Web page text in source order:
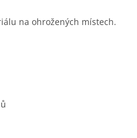
na ohrožených místech.